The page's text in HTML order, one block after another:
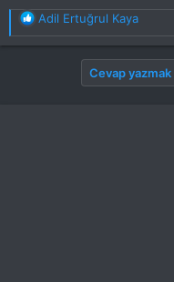
T
e
p
Adil Ertuğrul Kaya
Cevap yazmak